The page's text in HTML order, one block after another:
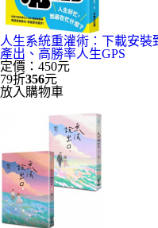
人生系統重灌術：下載安
產出、高勝率人生GPS
定價：450元
79折356元
放入購物車